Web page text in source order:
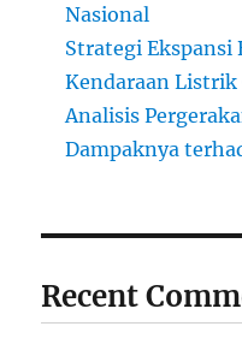
Nasional
Strategi Ekspansi
Kendaraan Listrik
Analisis
Dampaknya
Recent